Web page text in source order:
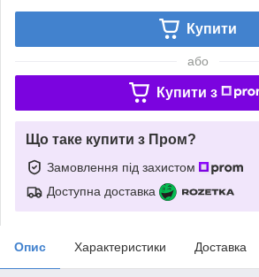
Купити
або
Купити з
Що таке купити з Пром?
Замовлення під захистом
Доступна доставка
Опис Характеристики Доставка